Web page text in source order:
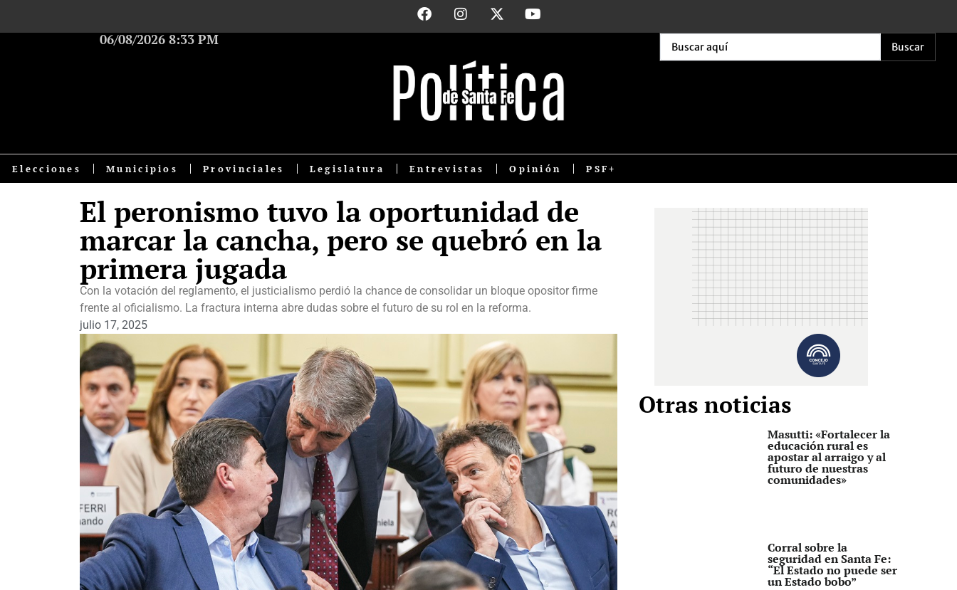
06/08/2026 8:33 PM Buscar
Elecciones Municipios Provinciales Legislatura Entrevistas Opinión PSF+
El peronismo tuvo la oportunidad de
marcar la cancha, pero se quebró en la
primera jugada
Con la votación del reglamento, el justicialismo perdió la chance de consolidar un bloque opositor firme
frente al oficialismo. La fractura interna abre dudas sobre el futuro de su rol en la reforma.
julio 17, 2025
Otras noticias
Masutti: «Fortalecer la
educación rural es
apostar al arraigo y al
futuro de nuestras
comunidades»
Corral sobre la
seguridad en Santa Fe:
“El Estado no puede ser
un Estado bobo”